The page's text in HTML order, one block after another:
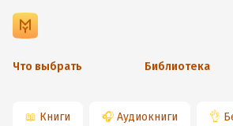
Что выбрать Библиотека
📖 Книги 🎧 Аудиокниги 👌